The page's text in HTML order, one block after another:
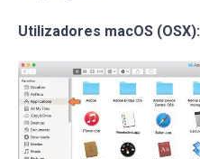
Utilizadores macOS (OSX):